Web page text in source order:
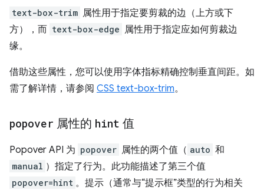
text-box-trim 属性用于指定要剪裁的边（上方或下
方），而 text-box-edge 属性用于指定应如何剪裁边
缘。
借助这些属性，您可以使用字体指标精确控制垂直间距。如
需了解详情，请参阅 CSS text-box-trim。
popover 属性的 hint 值
Popover API 为 popover 属性的两个值（ auto 和
manual ）指定了行为。此功能描述了第三个值
popover=hint 。提示（通常与“提示框”类型的行为相关